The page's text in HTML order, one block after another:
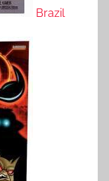
Brazil